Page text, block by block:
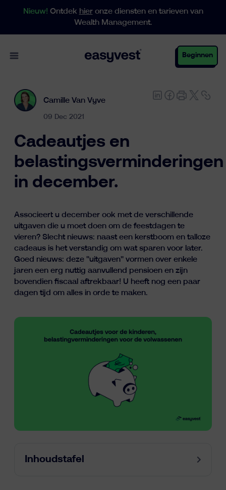
Nieuw! Ontdek hieronze diensten en tarieven van
Wealth Management.
Open main menu Beginnen
Particulieren
Business
Inzichten
Camille Van Vyve
09 Dec 2021
Cadeautjes en
belastingsverminderingen
in december.
Associeert u december ook met de verschillende
uitgaven die u moet doen om de feestdagen te
vieren? Slecht nieuws: naast een kerstboom en talloze
cadeaus is het verstandig om wat sparen voor later.
Goed nieuws: deze "uitgaven" vormen over enkele
jaren een erg nuttig aanvullend pensioen en zijn
bovendien fiscaal aftrekbaar! U heeft nog een paar
dagen tijd om alles in orde te maken.
Inhoudstafel